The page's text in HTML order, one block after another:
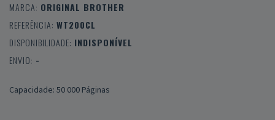
MARCA: ORIGINAL BROTHER
REFERÊNCIA: WT200CL
DISPONIBILIDADE: INDISPONÍVEL
ENVIO: -
Capacidade: 50 000 Páginas